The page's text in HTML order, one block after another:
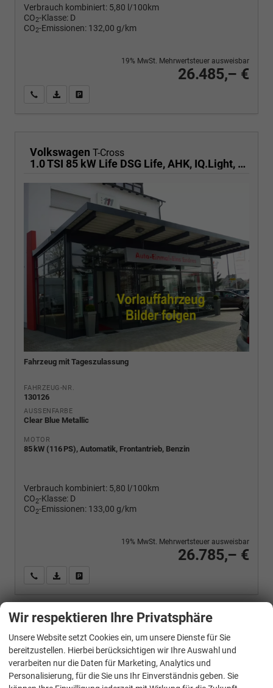
Verbrauch kombiniert: 5,80 l/100km
CO2-Klasse: D
CO2-Emissionen: 132,00 g/km
26.485,– €
19% MwSt. Mehrwertsteuer ausweisbar
Wir rufen Sie anPDF-Fahrzeugexposé drucken
Volkswagen T-Cross
1.0 TSI 85 kW Life DSG Life, AHK, IQ.Light, Kamera, ACC, Side, Winter, 17-Zoll
Fahrzeug mit Tageszulassung
FAHRZEUG-NR.
130126
AUSSENFARBE
Clear Blue Metallic
MOTOR
85 kW (116 PS), Automatik, Frontantrieb, Benzin
Verbrauch kombiniert: 5,80 l/100km
CO2-Klasse: D
CO2-Emissionen: 133,00 g/km
26.785,– €
19% MwSt. Mehrwertsteuer ausweisbar
Wir rufen Sie anPDF-Fahrzeugexposé drucken
Volkswagen T-Cross
Wir respektieren Ihre Privatsphäre
Unsere Website setzt Cookies ein, um unsere Dienste für Sie
bereitzustellen. Hierbei berücksichtigen wir Ihre Auswahl und
verarbeiten nur die Daten für Marketing, Analytics und
Personalisierung, für die Sie uns Ihr Einverständnis geben. Sie